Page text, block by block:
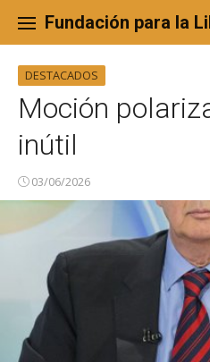
content
Fundación para la
DESTACADOS
Moción
inútil
03/06/2026